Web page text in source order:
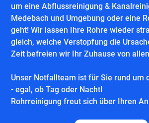
um eine Abflussreinigung &
Medebach und Umgebung oder eine
geht! Wir lassen Ihre Rohre wieder
gleich, welche Verstopfung die
Zeit befreien wir Ihr Zuhause von
Unser Notfallteam ist für Sie rund um
- egal, ob Tag oder Nacht!
Rohrreinigung freut sich über Ihren